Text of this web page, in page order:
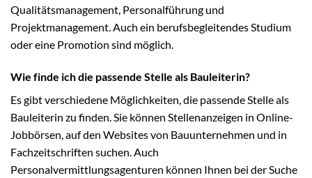
Qualitätsmanagement, Personalführung und
Projektmanagement. Auch ein berufsbegleitendes Studium
oder eine Promotion sind möglich.
Wie finde ich die passende Stelle als Bauleiterin?
Es gibt verschiedene Möglichkeiten, die passende Stelle als
Bauleiterin zu finden. Sie können Stellenanzeigen in Online-
Jobbörsen, auf den Websites von Bauunternehmen und in
Fachzeitschriften suchen. Auch
Personalvermittlungsagenturen können Ihnen bei der Suche